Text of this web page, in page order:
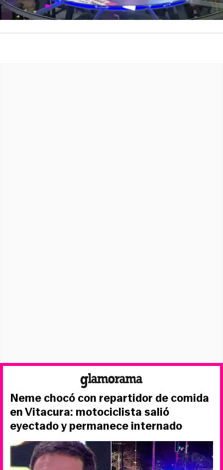
Neme chocó con repartidor de comida
en Vitacura: motociclista salió
eyectado y permanece internado